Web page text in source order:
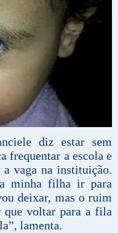
diz estar sem
frequentar a escola e
vaga na instituição.
minha filha ir para
deixar, mas o ruim
que voltar para a fila
lamenta.